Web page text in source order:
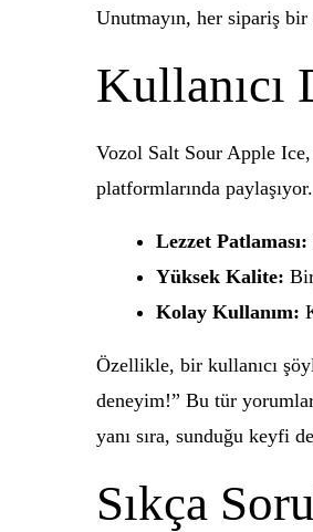
Unutmayın, her sipariş bir
Kullanıcı
Vozol Salt Sour Apple
platformlarında
Lezzet Patlaması:
Yüksek Kalite:
Kolay Kullanım:
Özellikle, bir kullanıcı
deneyim!” Bu tür
yanı sıra, sunduğu keyfi
Sıkça